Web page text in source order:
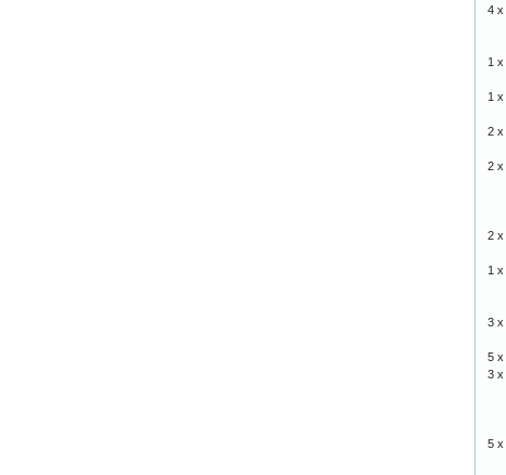
4 x
1 x
1 x
2 x
2 x
2 x
1 x
3 x
5 x
3 x
5 x